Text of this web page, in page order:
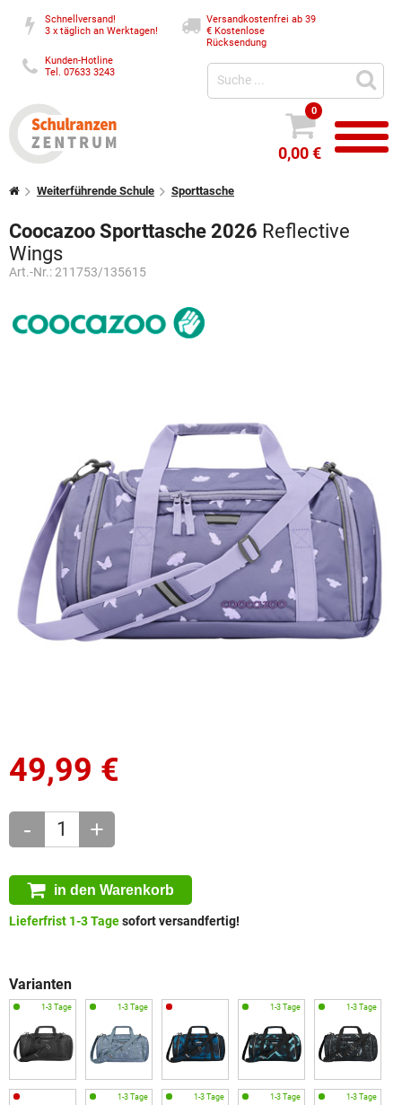
Schnellversand!
3 x täglich an Werktagen!
Versandkostenfrei ab 39
€Kostenlose
Rücksendung
Kunden-Hotline
Tel. 07633 3243
0
0,00 €
Weiterführende Schule Sporttasche
Coocazoo Sporttasche 2026 Reflective
Wings
Art.-Nr.:211753/135615
49,99 €
- +
in den Warenkorb
Lieferfrist 1-3 Tagesofort versandfertig!
Varianten